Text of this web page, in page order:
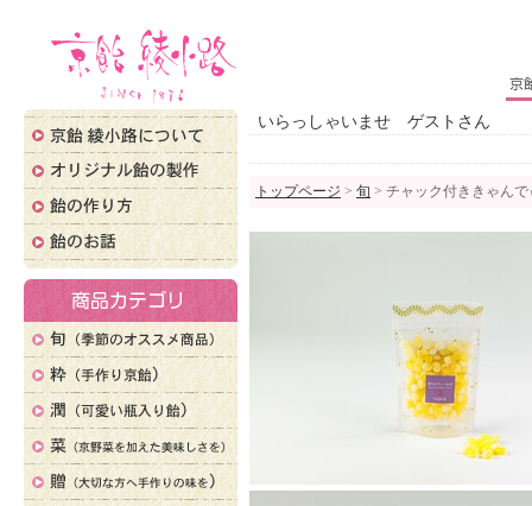
いらっしゃいませ ゲストさん
トップページ > 旬 > チャック付ききゃん